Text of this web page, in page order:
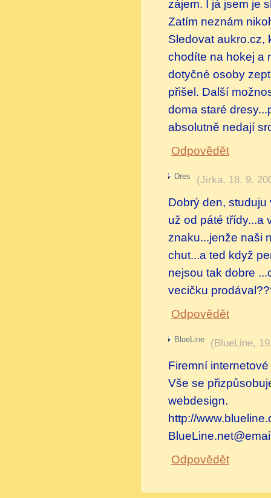
zájem. I já jsem je
Zatím neznám
Sledovat aukro.cz,
chodíte na hokej a
dotyčné osoby
přišel. Další
doma staré
absolutně nedají
Odpovědět
Dres (Jirka, 18. 9.
Dobrý den,
už od páté třídy...a
znaku...jenže naši
chut...a ted když
nejsou tak dobre
vecičku
Odpovědět
BlueLine (BlueLine,
Firemní
Vše se
webdesign.
http://
Odpovědět